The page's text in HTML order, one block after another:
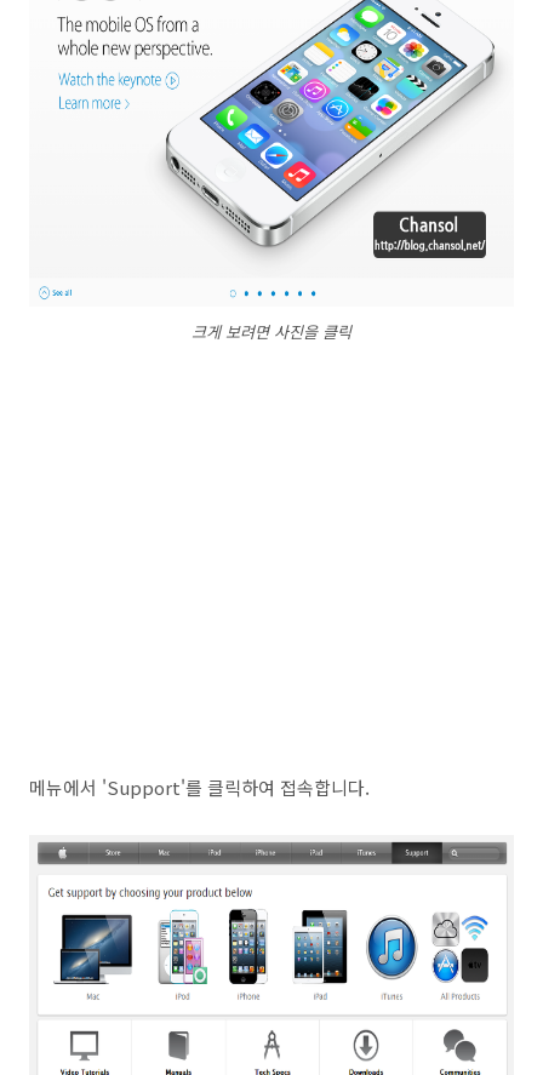
크게 보려면 사진을 클릭
메뉴에서 'Support'를 클릭하여 접속합니다.